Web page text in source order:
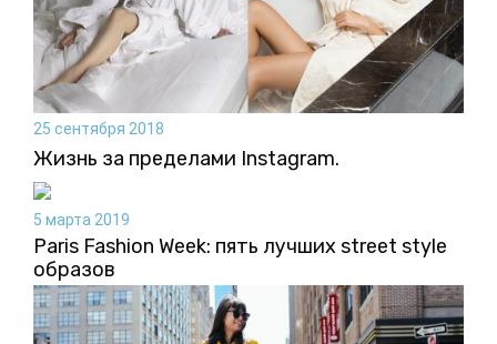
25 сентября 2018
Жизнь за пределами Instagram.
5 марта 2019
Paris Fashion Week: пять лучших street style
образов